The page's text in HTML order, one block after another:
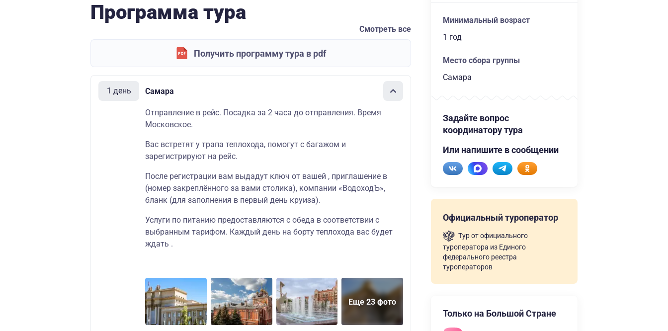
Программа тура
Смотреть все
Получить программу тура в pdf
1 день Самара
Отправление в рейс. Посадка за 2 часа до отправления. Время
Московское.
Вас встретят у трапа теплохода, помогут с багажом и
зарегистрируют на рейс.
После регистрации вам выдадут ключ от вашей , приглашение в
(номер закреплённого за вами столика), компании «ВодоходЪ»,
бланк (для заполнения в первый день круиза).
Услуги по питанию предоставляются с обеда в соответствии с
выбранным тарифом. Каждый день на борту теплохода вас будет
ждать .
Еще 23 фото
Минимальный возраст
1 год
Место сбора группы
Самара
Задайте вопрос
координатору тура
Или напишите в сообщении
Официальный туроператор
Тур от официального
туроператора из Единого
федерального реестра
туроператоров
Только на Большой Стране